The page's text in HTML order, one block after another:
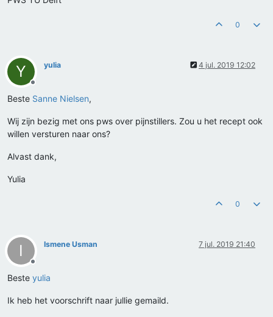
0
Y
Offline
yulia 4 jul. 2019 12:02
Beste Sanne Nielsen,
Wij zijn bezig met ons pws over pijnstillers. Zou u het recept ook
willen versturen naar ons?
Alvast dank,
Yulia
0
I
Offline
Ismene Usman 7 jul. 2019 21:40
Beste yulia
Ik heb het voorschrift naar jullie gemaild.